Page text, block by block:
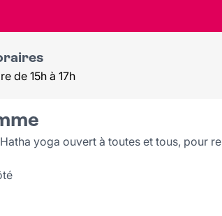
de 15h à 17h
yoga ouvert à toutes et tous, pour